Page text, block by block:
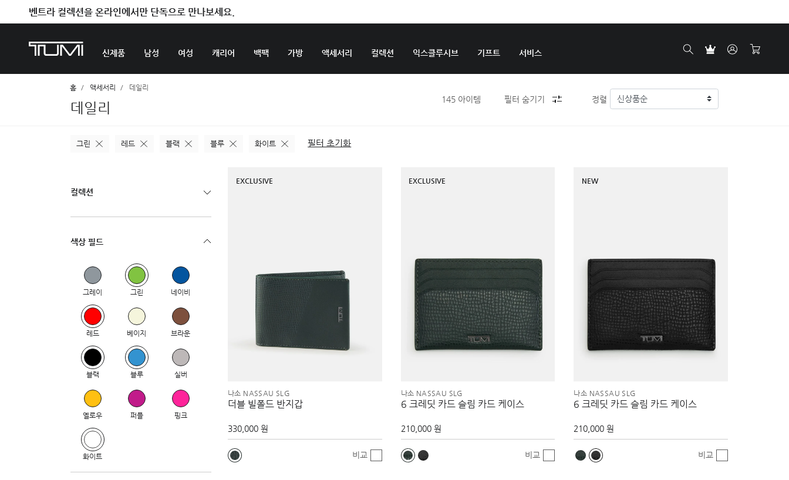
벤트라 컬렉션을 온라인에서만 단독으로 만나보세요.
신제품 남성 여성 캐리어 백팩 가방 액세서리 컬렉션 익스클루시브 기프트 서비스
홈 액세서리 데일리
데일리
145아이템 필터 숨기기 정렬
필터 초기화
그린 레드 블랙 블루 화이트
컬렉션
색상 필드
그레이 그린 네이비
레드 베이지 브라운
블랙 블루 실버
옐로우 퍼플 핑크
화이트
EXCLUSIVE
나소 NASSAU SLG
더블 빌폴드 반지갑
330,000 원
비교
EXCLUSIVE
나소 NASSAU SLG
6 크레딧 카드 슬림 카드 케이스
210,000 원
비교
NEW
나소 NASSAU SLG
6 크레딧 카드 슬림 카드 케이스
210,000 원
비교